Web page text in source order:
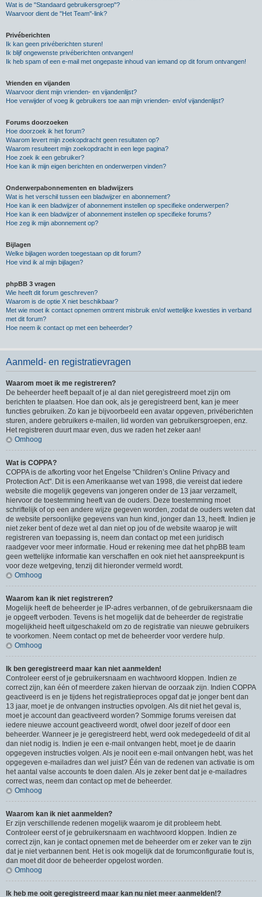
Wat is de "Standaard gebruikersgroep"?
Waarvoor dient de "Het Team"-link?
Privéberichten
Ik kan geen privéberichten sturen!
Ik blijf ongewenste privéberichten ontvangen!
Ik heb spam of een e-mail met ongepaste inhoud van iemand op dit forum ontvangen!
Vrienden en vijanden
Waarvoor dient mijn vrienden- en vijandenlijst?
Hoe verwijder of voeg ik gebruikers toe aan mijn vrienden- en/of vijandenlijst?
Forums doorzoeken
Hoe doorzoek ik het forum?
Waarom levert mijn zoekopdracht geen resultaten op?
Waarom resulteert mijn zoekopdracht in een lege pagina?
Hoe zoek ik een gebruiker?
Hoe kan ik mijn eigen berichten en onderwerpen vinden?
Onderwerpabonnementen en bladwijzers
Wat is het verschil tussen een bladwijzer en abonnement?
Hoe kan ik een bladwijzer of abonnement instellen op specifieke onderwerpen?
Hoe kan ik een bladwijzer of abonnement instellen op specifieke forums?
Hoe zeg ik mijn abonnement op?
Bijlagen
Welke bijlagen worden toegestaan op dit forum?
Hoe vind ik al mijn bijlagen?
phpBB 3 vragen
Wie heeft dit forum geschreven?
Waarom is de optie X niet beschikbaar?
Met wie moet ik contact opnemen omtrent misbruik en/of wettelijke kwesties in verband
met dit forum?
Hoe neem ik contact op met een beheerder?
Aanmeld- en registratievragen
Waarom moet ik me registreren?
De beheerder heeft bepaalt of je al dan niet geregistreerd moet zijn om
berichten te plaatsen. Hoe dan ook, als je geregistreerd bent, kan je meer
functies gebruiken. Zo kan je bijvoorbeeld een avatar opgeven, privéberichten
sturen, andere gebruikers e-mailen, lid worden van gebruikersgroepen, enz.
Het registreren duurt maar even, dus we raden het zeker aan!
Omhoog
Wat is COPPA?
COPPA is de afkorting voor het Engelse "Children’s Online Privacy and
Protection Act". Dit is een Amerikaanse wet van 1998, die vereist dat iedere
website die mogelijk gegevens van jongeren onder de 13 jaar verzamelt,
hiervoor de toestemming heeft van de ouders. Deze toestemming moet
schriftelijk of op een andere wijze gegeven worden, zodat de ouders weten dat
de website persoonlijke gegevens van hun kind, jonger dan 13, heeft. Indien je
niet zeker bent of deze wet al dan niet op jou of de website waarop je wilt
registreren van toepassing is, neem dan contact op met een juridisch
raadgever voor meer informatie. Houd er rekening mee dat het phpBB team
geen wettelijke informatie kan verschaffen en ook niet het aanspreekpunt is
voor deze wetgeving, tenzij dit hieronder vermeld wordt.
Omhoog
Waarom kan ik niet registreren?
Mogelijk heeft de beheerder je IP-adres verbannen, of de gebruikersnaam die
je opgeeft verboden. Tevens is het mogelijk dat de beheerder de registratie
mogelijkheid heeft uitgeschakeld om zo de registratie van nieuwe gebruikers
te voorkomen. Neem contact op met de beheerder voor verdere hulp.
Omhoog
Ik ben geregistreerd maar kan niet aanmelden!
Controleer eerst of je gebruikersnaam en wachtwoord kloppen. Indien ze
correct zijn, kan één of meerdere zaken hiervan de oorzaak zijn. Indien COPPA
geactiveerd is en je tijdens het registratieproces opgaf dat je jonger bent dan
13 jaar, moet je de ontvangen instructies opvolgen. Als dit niet het geval is,
moet je account dan geactiveerd worden? Sommige forums vereisen dat
iedere nieuwe account geactiveerd wordt, ofwel door jezelf of door een
beheerder. Wanneer je je geregistreerd hebt, werd ook medegedeeld of dit al
dan niet nodig is. Indien je een e-mail ontvangen hebt, moet je de daarin
opgegeven instructies volgen. Als je nooit een e-mail ontvangen hebt, was het
opgegeven e-mailadres dan wel juist? Één van de redenen van activatie is om
het aantal valse accounts te doen dalen. Als je zeker bent dat je e-mailadres
correct was, neem dan contact op met de beheerder.
Omhoog
Waarom kan ik niet aanmelden?
Er zijn verschillende redenen mogelijk waarom je dit probleem hebt.
Controleer eerst of je gebruikersnaam en wachtwoord kloppen. Indien ze
correct zijn, kan je contact opnemen met de beheerder om er zeker van te zijn
dat je niet verbannen bent. Het is ook mogelijk dat de forumconfiguratie fout is,
dan moet dit door de beheerder opgelost worden.
Omhoog
Ik heb me ooit geregistreerd maar kan nu niet meer aanmelden!?